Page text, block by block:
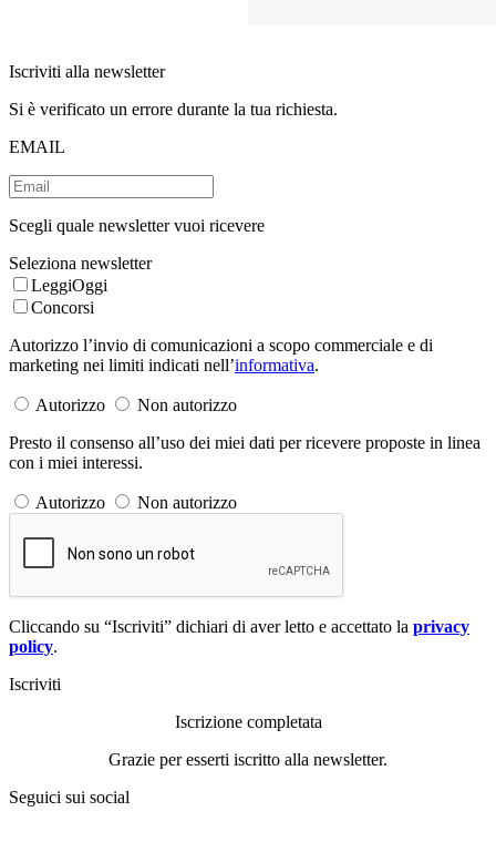
Iscriviti alla newsletter
Si è verificato un errore durante la tua richiesta.
EMAIL
Scegli quale newsletter vuoi ricevere
Seleziona newsletter
LeggiOggi
Concorsi
Autorizzo l’invio di comunicazioni a scopo commerciale e di
marketing nei limiti indicati nell’informativa.
Autorizzo
Non autorizzo
Presto il consenso all’uso dei miei dati per ricevere proposte in linea
con i miei interessi.
Autorizzo Non autorizzo
Cliccando su “Iscriviti” dichiari di aver letto e accettato la privacy
policy.
Iscriviti
Iscrizione completata
Grazie per esserti iscritto alla newsletter.
Seguici sui social